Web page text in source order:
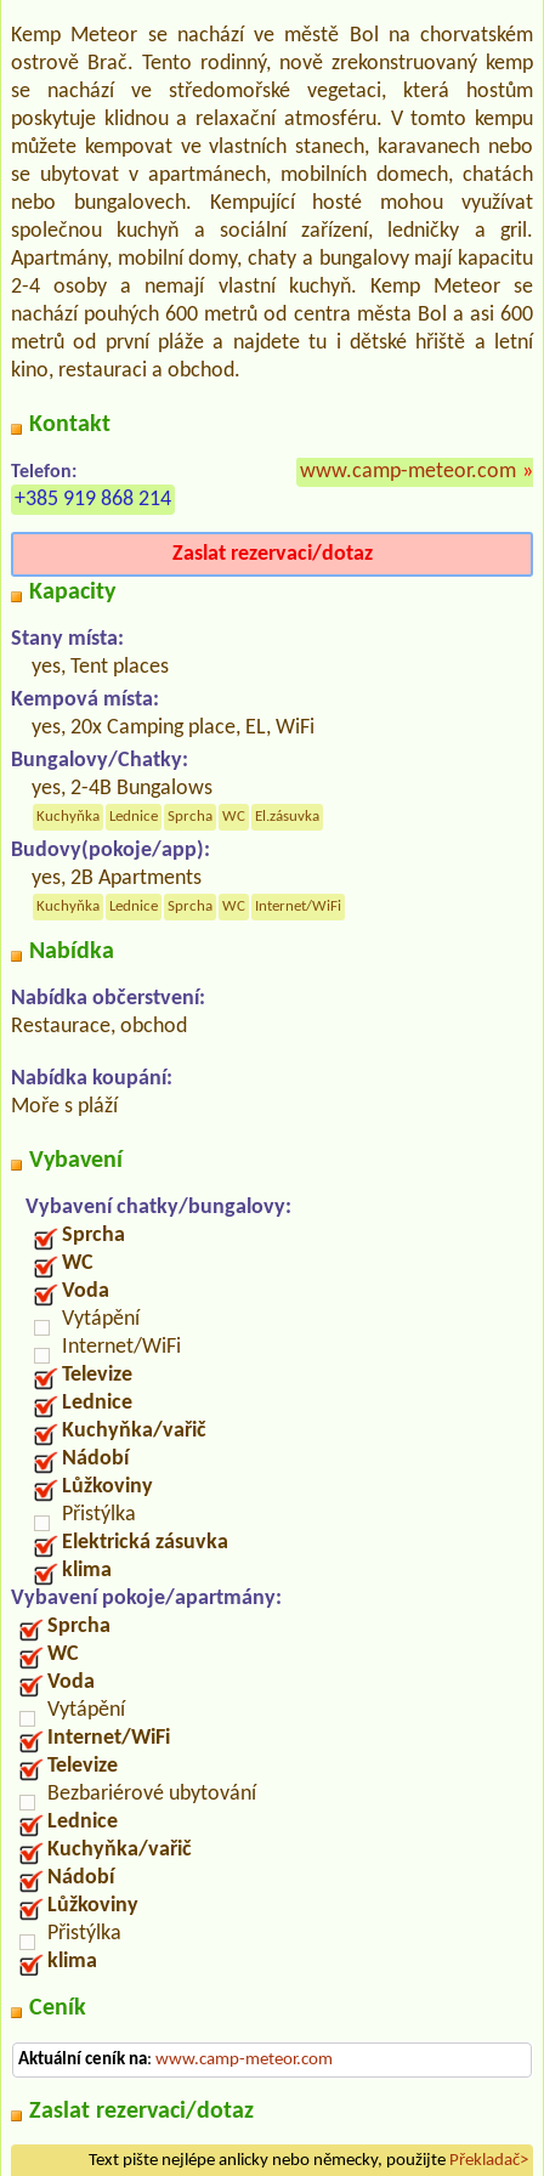
Kemp Meteor se nachází ve městě Bol na chorvatském
ostrově Brač. Tento rodinný, nově zrekonstruovaný kemp
se nachází ve středomořské vegetaci, která hostům
poskytuje klidnou a relaxační atmosféru. V tomto kempu
můžete kempovat ve vlastních stanech, karavanech nebo
se ubytovat v apartmánech, mobilních domech, chatách
nebo bungalovech. Kempující hosté mohou využívat
společnou kuchyň a sociální zařízení, ledničky a gril.
Apartmány, mobilní domy, chaty a bungalovy mají kapacitu
2-4 osoby a nemají vlastní kuchyň. Kemp Meteor se
nachází pouhých 600 metrů od centra města Bol a asi 600
metrů od první pláže a najdete tu i dětské hřiště a letní
kino, restauraci a obchod.
Kontakt
Telefon:
+385 919 868 214
www.camp-meteor.com »
Zaslat rezervaci/dotaz
Kapacity
Stany místa:
yes, Tent places
Kempová místa:
yes, 20x Camping place, EL, WiFi
Bungalovy/Chatky:
yes, 2-4B Bungalows
Kuchyňka Lednice Sprcha WC El.zásuvka
Budovy(pokoje/app):
yes, 2B Apartments
Kuchyňka Lednice Sprcha WC Internet/WiFi
Nabídka
Nabídka občerstvení:
Restaurace, obchod
Nabídka koupání:
Moře s pláží
Vybavení
Vybavení chatky/bungalovy:
Sprcha
WC
Voda
Vytápění
Internet/WiFi
Televize
Lednice
Kuchyňka/vařič
Nádobí
Lůžkoviny
Přistýlka
Elektrická zásuvka
klima
Vybavení pokoje/apartmány:
Sprcha
WC
Voda
Vytápění
Internet/WiFi
Televize
Bezbariérové ubytování
Lednice
Kuchyňka/vařič
Nádobí
Lůžkoviny
Přistýlka
klima
Ceník
Aktuální ceník na: www.camp-meteor.com
Zaslat rezervaci/dotaz
Text pište nejlépe anlicky nebo německy, použijte Překladač>